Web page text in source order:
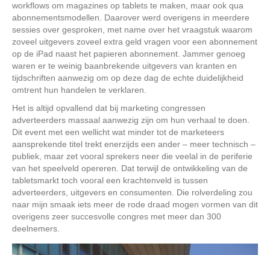
workflows om magazines op tablets te maken, maar ook qua
abonnementsmodellen. Daarover werd overigens in meerdere
sessies over gesproken, met name over het vraagstuk waarom
zoveel uitgevers zoveel extra geld vragen voor een abonnement
op de iPad naast het papieren abonnement. Jammer genoeg
waren er te weinig baanbrekende uitgevers van kranten en
tijdschriften aanwezig om op deze dag de echte duidelijkheid
omtrent hun handelen te verklaren.
Het is altijd opvallend dat bij marketing congressen
adverteerders massaal aanwezig zijn om hun verhaal te doen.
Dit event met een wellicht wat minder tot de marketeers
aansprekende titel trekt enerzijds een ander – meer technisch –
publiek, maar zet vooral sprekers neer die veelal in de periferie
van het speelveld opereren. Dat terwijl de ontwikkeling van de
tabletsmarkt toch vooral een krachtenveld is tussen
adverteerders, uitgevers en consumenten. Die rolverdeling zou
naar mijn smaak iets meer de rode draad mogen vormen van dit
overigens zeer succesvolle congres met meer dan 300
deelnemers.